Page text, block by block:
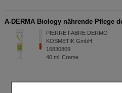
A-DERMA Biology nährende Pflege
PIERRE FABRE DERMO
KOSMETIK GmbH
16830809
40 ml Creme